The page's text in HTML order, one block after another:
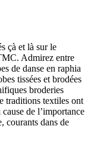
çà et là sur le
Admirez entre
de danse en raphia
tissées et brodées
broderies
traditions textiles ont
de l’importance
courants dans de